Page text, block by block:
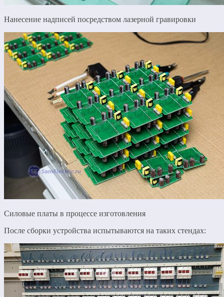
Нанесение надписей посредством лазерной гравировки
Силовые платы в процессе изготовления
После сборки устройства испытываются на таких стендах: